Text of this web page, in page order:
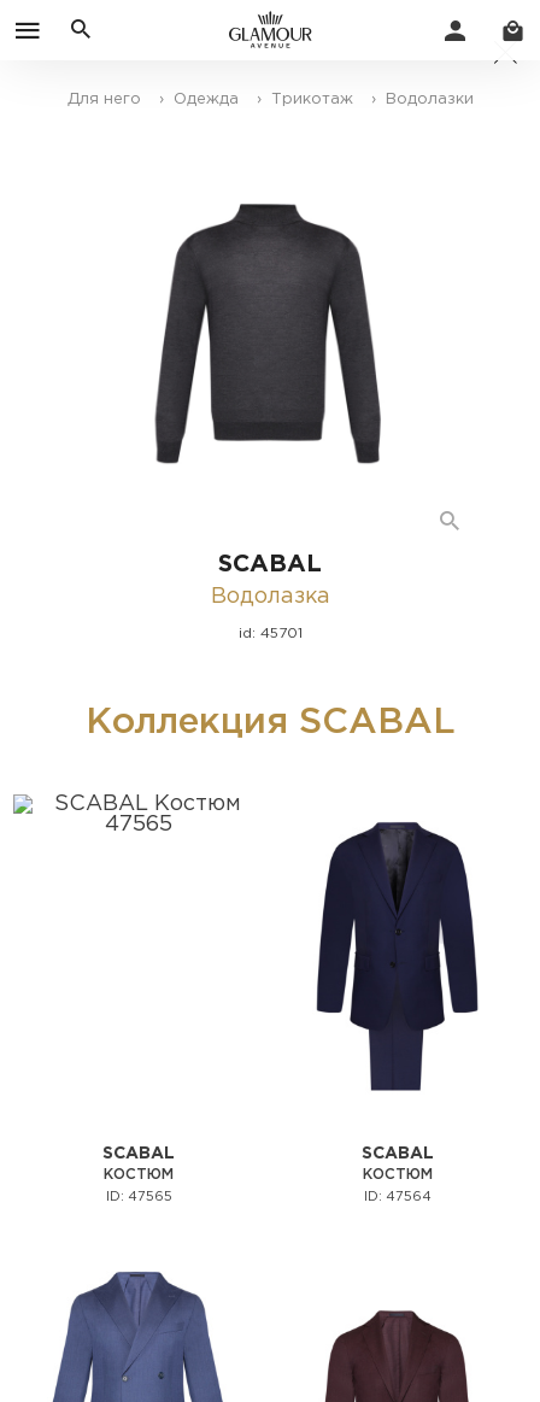
Для него › Одежда › Трикотаж › Водолазки
SCABAL
Водолазка
id: 45701
Коллекция SCABAL
SCABAL
КОСТЮМ
ID: 47565
SCABAL
КОСТЮМ
ID: 47564